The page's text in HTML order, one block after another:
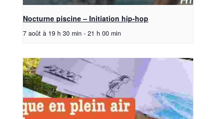
Nocturne piscine – Initiation hip-hop
7 août à 19 h 30 min - 21 h 00 min